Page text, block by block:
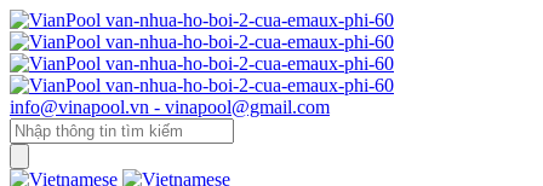
info@vinapool.vn - vinapool@gmail.com